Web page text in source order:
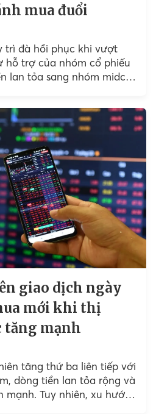
mua đuổi
trì đà hồi phục khi vượt
hỗ trợ của nhóm cổ phiếu
lan tỏa sang nhóm midcap
giao dịch ngày
mới khi thị
tăng mạnh
tăng thứ ba liên tiếp với
dòng tiền lan tỏa rộng và
Tuy nhiên, xu hướng